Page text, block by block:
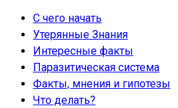
С чего начать
Утерянные Знания
Интересные факты
Паразитическая система
Факты, мнения и гипотезы
Что делать?